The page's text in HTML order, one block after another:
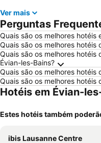
Ver mais
Perguntas
Quais são os melhores hotéis
Quais são os melhores hotéis
Quais são os melhores hotéis
Évian-les-Bains?
Quais são os melhores hotéis
Quais são os melhores hotéis
Hotéis em Évian-
Estes hotéis também
ibis Lausanne Centre